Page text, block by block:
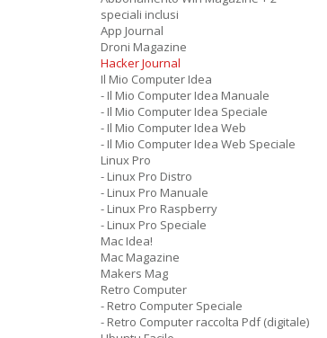
speciali inclusi
App Journal
Droni Magazine
Hacker Journal
Il Mio Computer Idea
- Il Mio Computer Idea Manuale
- Il Mio Computer Idea Speciale
- Il Mio Computer Idea Web
- Il Mio Computer Idea Web Speciale
Linux Pro
- Linux Pro Distro
- Linux Pro Manuale
- Linux Pro Raspberry
- Linux Pro Speciale
Mac Idea!
Mac Magazine
Makers Mag
Retro Computer
- Retro Computer Speciale
- Retro Computer raccolta Pdf (digitale)